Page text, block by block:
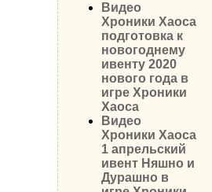
Видео
Хроники Хаоса
подготовка к
новогоднему
ивенту 2020
нового года в
игре Хроники
Хаоса
Видео
Хроники Хаоса
1 апрельский
ивент Няшно и
Дурашно в